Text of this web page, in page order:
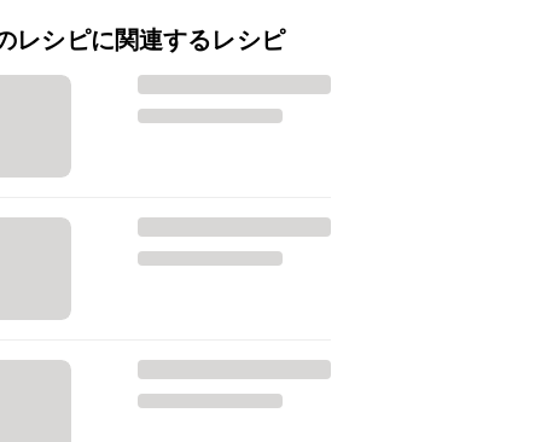
レシピに関連するレシピ